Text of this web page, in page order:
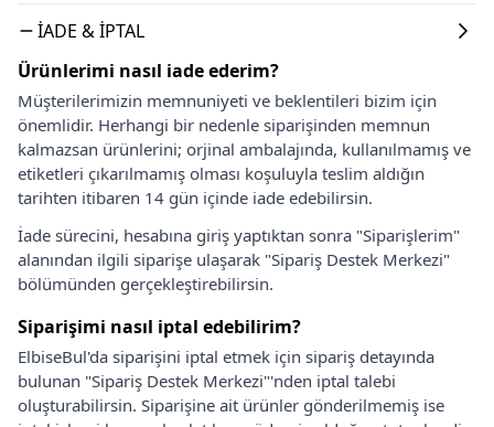
İADE & İPTAL
Ürünlerimi nasıl iade ederim?
Müşterilerimizin memnuniyeti ve beklentileri bizim için
önemlidir. Herhangi bir nedenle siparişinden memnun
kalmazsan ürünlerini; orjinal ambalajında, kullanılmamış ve
etiketleri çıkarılmamış olması koşuluyla teslim aldığın
tarihten itibaren 14 gün içinde iade edebilirsin.
İade sürecini, hesabına giriş yaptıktan sonra "Siparişlerim"
alanından ilgili siparişe ulaşarak "Sipariş Destek Merkezi"
bölümünden gerçekleştirebilirsin.
Siparişimi nasıl iptal edebilirim?
ElbiseBul'da siparişini iptal etmek için sipariş detayında
bulunan "Sipariş Destek Merkezi"'nden iptal talebi
oluşturabilirsin. Siparişine ait ürünler gönderilmemiş ise